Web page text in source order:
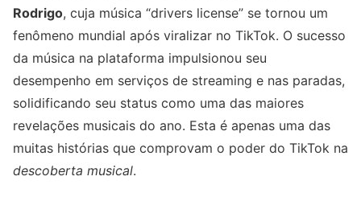
Rodrigo, cuja música “drivers license” se tornou um
fenômeno mundial após viralizar no TikTok. O sucesso
da música na plataforma impulsionou seu
desempenho em serviços de streaming e nas paradas,
solidificando seu status como uma das maiores
revelações musicais do ano. Esta é apenas uma das
muitas histórias que comprovam o poder do TikTok na
descoberta musical.